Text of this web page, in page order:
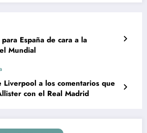
España de cara a la
Mundial
Liverpool a los comentarios que
con el Real Madrid